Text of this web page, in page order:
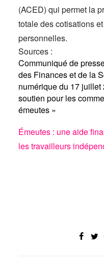
(ACED) qui permet la
totale des cotisations
personnelles.
Sources :
Communiqué de
des Finances et de la
numérique du 17
soutien pour les
émeutes »
Émeutes : une aide
les travailleurs